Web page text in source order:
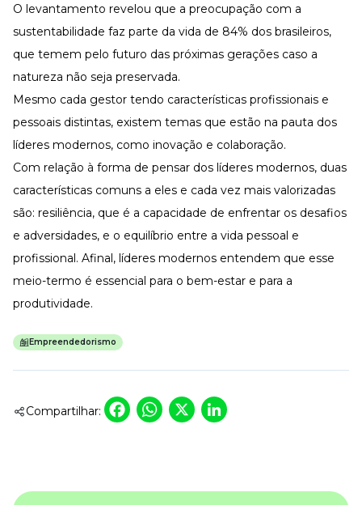
O levantamento revelou que a preocupação com a
sustentabilidade faz parte da vida de 84% dos brasileiros,
que temem pelo futuro das próximas gerações caso a
natureza não seja preservada.
Mesmo cada gestor tendo características profissionais e
pessoais distintas, existem temas que estão na pauta dos
líderes modernos, como inovação e colaboração.
Com relação à forma de pensar dos líderes modernos, duas
características comuns a eles e cada vez mais valorizadas
são: resiliência, que é a capacidade de enfrentar os desafios
e adversidades, e o equilíbrio entre a vida pessoal e
profissional. Afinal, líderes modernos entendem que esse
meio-termo é essencial para o bem-estar e para a
produtividade.
Empreendedorismo
Compartilhar: Facebook
WhatsApp
X